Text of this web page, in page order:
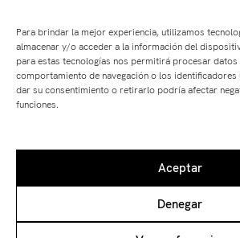
Para brindar la mejor experiencia, utilizamos
almacenar y/o acceder a la información del
para estas tecnologías nos permitirá procesar
comportamiento de navegación o los identificadores
dar su consentimiento o retirarlo podría afectar
funciones.
Aceptar
Denegar
ABaC
Arconte
ABaC
Angle
Atempo
Ten's